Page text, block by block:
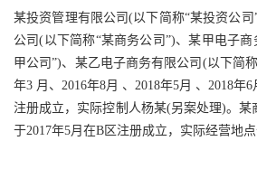
某投资管理有限公司(以下简称“某投资公
公司(以下简称“某商务公司”)、某甲电子
甲公司”)、某乙电子商务有限公司(以下简
年3 月、2016年8月 、2018年5月 、2018年
注册成立，实际控制人杨某(另案处理)。某
于2017年5月在B区注册成立，实际经营地点